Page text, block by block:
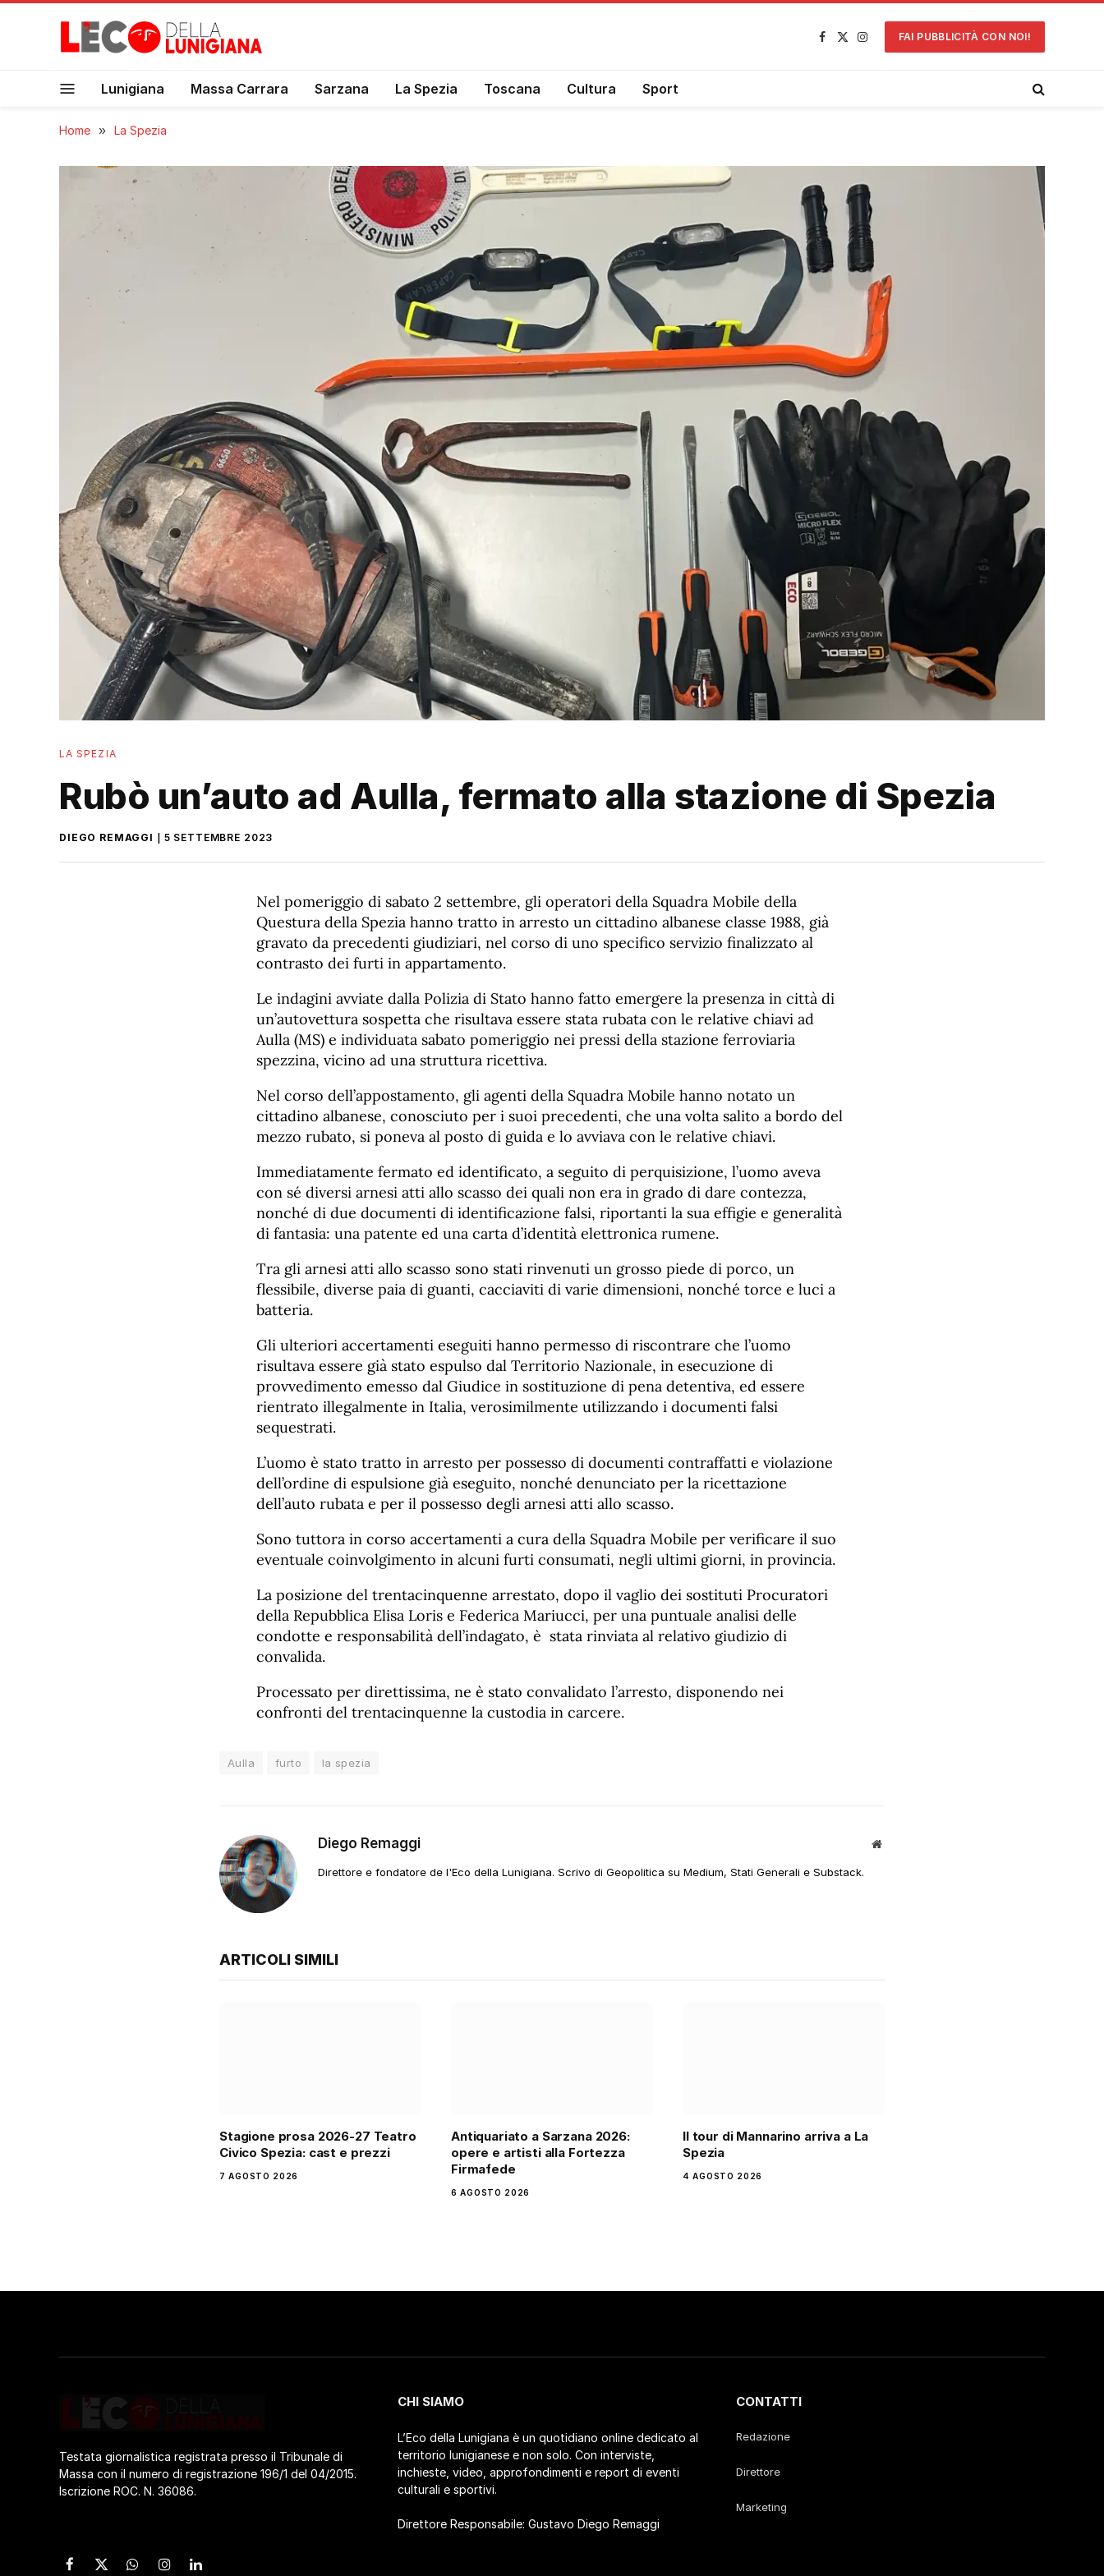
Facebook
X
Instagram
FAI PUBBLICITÀ CON NOI!
Lunigiana Massa Carrara Sarzana La Spezia Toscana Cultura Sport
Home » La Spezia
LA SPEZIA
Rubò un’auto ad Aulla, fermato alla stazione di Spezia
DIEGO REMAGGI 5 SETTEMBRE 2023
Nel pomeriggio di sabato 2 settembre, gli operatori della Squadra Mobile della
Questura della Spezia hanno tratto in arresto un cittadino albanese classe 1988, già
gravato da precedenti giudiziari, nel corso di uno specifico servizio finalizzato al
contrasto dei furti in appartamento.
Le indagini avviate dalla Polizia di Stato hanno fatto emergere la presenza in città di
un’autovettura sospetta che risultava essere stata rubata con le relative chiavi ad
Aulla (MS) e individuata sabato pomeriggio nei pressi della stazione ferroviaria
spezzina, vicino ad una struttura ricettiva.
Nel corso dell’appostamento, gli agenti della Squadra Mobile hanno notato un
cittadino albanese, conosciuto per i suoi precedenti, che una volta salito a bordo del
mezzo rubato, si poneva al posto di guida e lo avviava con le relative chiavi.
Immediatamente fermato ed identificato, a seguito di perquisizione, l’uomo aveva
con sé diversi arnesi atti allo scasso dei quali non era in grado di dare contezza,
nonché di due documenti di identificazione falsi, riportanti la sua effigie e generalità
di fantasia: una patente ed una carta d’identità elettronica rumene.
Tra gli arnesi atti allo scasso sono stati rinvenuti un grosso piede di porco, un
flessibile, diverse paia di guanti, cacciaviti di varie dimensioni, nonché torce e luci a
batteria.
Gli ulteriori accertamenti eseguiti hanno permesso di riscontrare che l’uomo
risultava essere già stato espulso dal Territorio Nazionale, in esecuzione di
provvedimento emesso dal Giudice in sostituzione di pena detentiva, ed essere
rientrato illegalmente in Italia, verosimilmente utilizzando i documenti falsi
sequestrati.
L’uomo è stato tratto in arresto per possesso di documenti contraffatti e violazione
dell’ordine di espulsione già eseguito, nonché denunciato per la ricettazione
dell’auto rubata e per il possesso degli arnesi atti allo scasso.
Sono tuttora in corso accertamenti a cura della Squadra Mobile per verificare il suo
eventuale coinvolgimento in alcuni furti consumati, negli ultimi giorni, in provincia.
La posizione del trentacinquenne arrestato, dopo il vaglio dei sostituti Procuratori
della Repubblica Elisa Loris e Federica Mariucci, per una puntuale analisi delle
condotte e responsabilità dell’indagato, è stata rinviata al relativo giudizio di
convalida.
Processato per direttissima, ne è stato convalidato l’arresto, disponendo nei
confronti del trentacinquenne la custodia in carcere.
Aulla furto la spezia
Diego Remaggi
Sito
Direttore e fondatore de l'Eco della Lunigiana. Scrivo di Geopolitica su Medium, Stati Generali e Substack.
ARTICOLI SIMILI
Stagione prosa 2026-27 Teatro
Civico Spezia: cast e prezzi
7 AGOSTO 2026
Antiquariato a Sarzana 2026:
opere e artisti alla Fortezza
Firmafede
6 AGOSTO 2026
Il tour di Mannarino arriva a La
Spezia
4 AGOSTO 2026
Testata giornalistica registrata presso il Tribunale di
Massa con il numero di registrazione 196/1 del 04/2015.
Iscrizione ROC. N. 36086.
CHI SIAMO
L’Eco della Lunigiana è un quotidiano online dedicato al
territorio lunigianese e non solo. Con interviste,
inchieste, video, approfondimenti e report di eventi
culturali e sportivi.
Direttore Responsabile: Gustavo Diego Remaggi
CONTATTI
Redazione
Direttore
Marketing